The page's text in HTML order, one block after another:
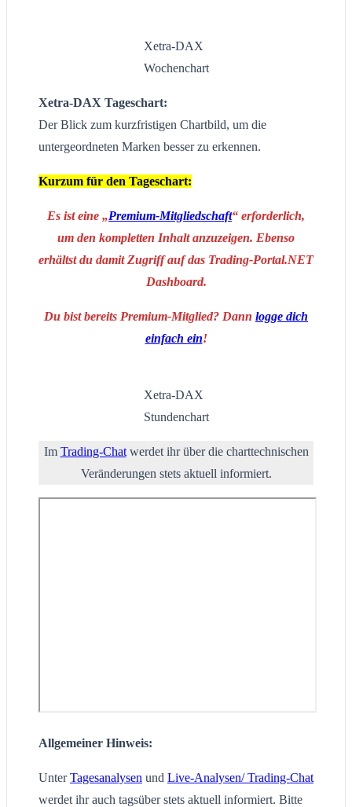
Xetra-DAX
Wochenchart
Xetra-DAX Tageschart:
Der Blick zum kurzfristigen Chartbild, um die
untergeordneten Marken besser zu erkennen.
Kurzum für den Tageschart:
Es ist eine „Premium-Mitgliedschaft“ erforderlich,
um den kompletten Inhalt anzuzeigen. Ebenso
erhältst du damit Zugriff auf das Trading-Portal.NET
Dashboard.
Du bist bereits Premium-Mitglied? Dann logge dich
einfach ein!
Xetra-DAX
Stundenchart
Im Trading-Chatwerdet ihr über die charttechnischen
Veränderungen stets aktuell informiert.
Allgemeiner Hinweis:
UnterTagesanalysen und Live-Analysen/ Trading-Chat
werdet ihr auch tagsüber stets aktuell informiert. Bitte